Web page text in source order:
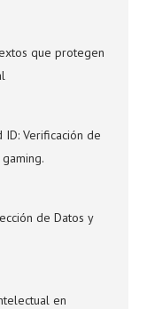
que protegen
Verificación de
de Datos y
en